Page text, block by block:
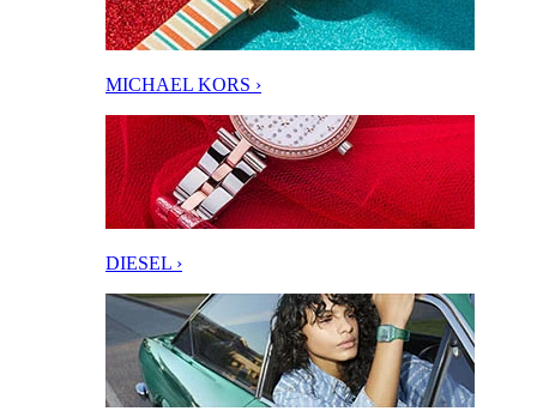
MICHAEL KORS ›
DIESEL ›